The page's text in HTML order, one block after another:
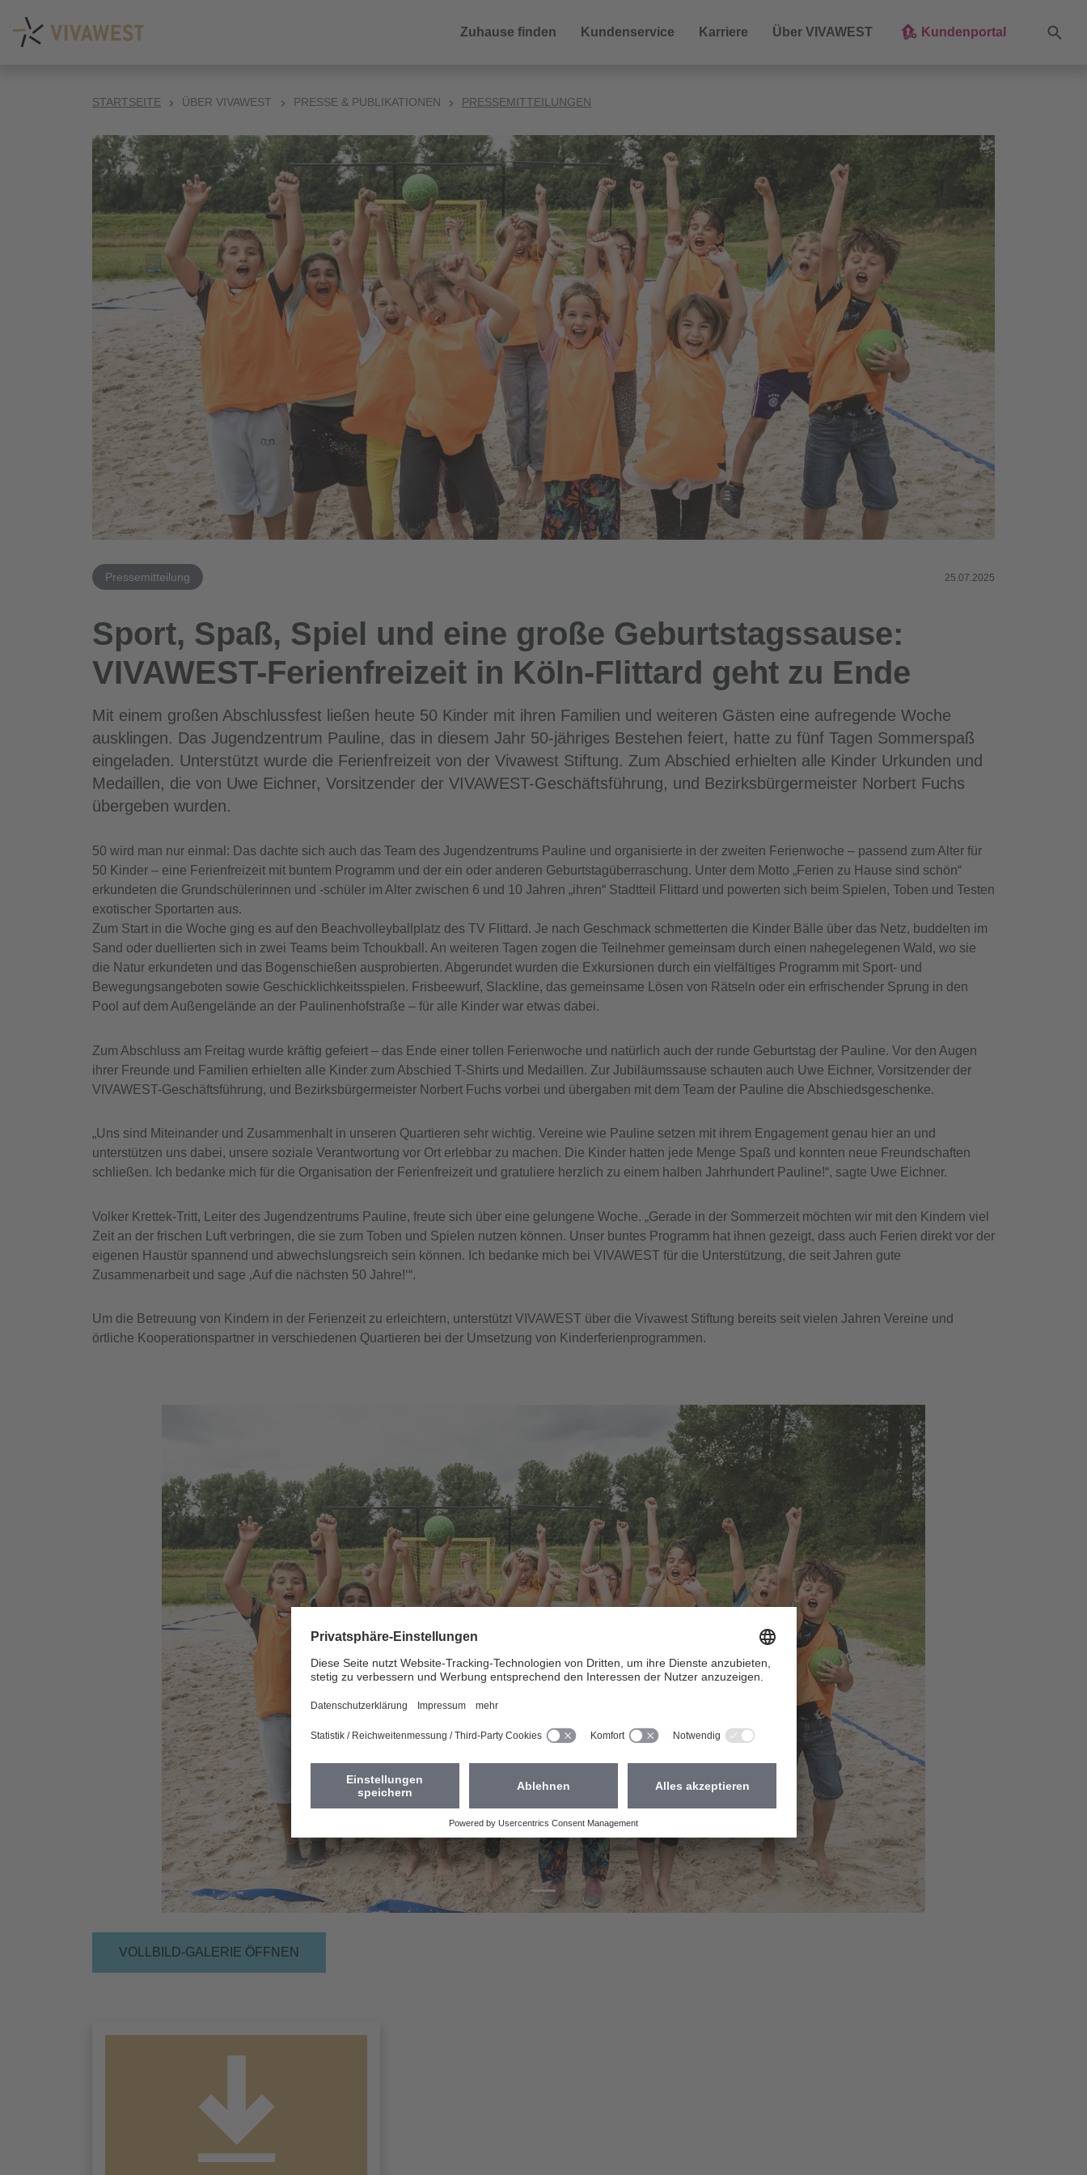
Zuhause finden Kundenservice Karriere Über VIVAWEST Kundenportal
STARTSEITE ÜBER VIVAWEST PRESSE & PUBLIKATIONEN PRESSEMITTEILUNGEN
Pressemitteilung 25.07.2025
Sport, Spaß, Spiel und eine große Geburtstagssause:
VIVAWEST-Ferienfreizeit in Köln-Flittard geht zu Ende
Mit einem großen Abschlussfest ließen heute 50 Kinder mit ihren Familien und weiteren Gästen eine aufregende Woche
ausklingen. Das Jugendzentrum Pauline, das in diesem Jahr 50-jähriges Bestehen feiert, hatte zu fünf Tagen Sommerspaß
eingeladen. Unterstützt wurde die Ferienfreizeit von der Vivawest Stiftung. Zum Abschied erhielten alle Kinder Urkunden und
Medaillen, die von Uwe Eichner, Vorsitzender der VIVAWEST-Geschäftsführung, und Bezirksbürgermeister Norbert Fuchs
übergeben wurden.
50 wird man nur einmal: Das dachte sich auch das Team des Jugendzentrums Pauline und organisierte in der zweiten Ferienwoche – passend zum Alter für
50 Kinder – eine Ferienfreizeit mit buntem Programm und der ein oder anderen Geburtstagüberraschung. Unter dem Motto „Ferien zu Hause sind schön“
erkundeten die Grundschülerinnen und -schüler im Alter zwischen 6 und 10 Jahren „ihren“ Stadtteil Flittard und powerten sich beim Spielen, Toben und Testen
exotischer Sportarten aus.
Zum Start in die Woche ging es auf den Beachvolleyballplatz des TV Flittard. Je nach Geschmack schmetterten die Kinder Bälle über das Netz, buddelten im
Sand oder duellierten sich in zwei Teams beim Tchoukball. An weiteren Tagen zogen die Teilnehmer gemeinsam durch einen nahegelegenen Wald, wo sie
die Natur erkundeten und das Bogenschießen ausprobierten. Abgerundet wurden die Exkursionen durch ein vielfältiges Programm mit Sport- und
Bewegungsangeboten sowie Geschicklichkeitsspielen. Frisbeewurf, Slackline, das gemeinsame Lösen von Rätseln oder ein erfrischender Sprung in den
Pool auf dem Außengelände an der Paulinenhofstraße – für alle Kinder war etwas dabei.
Zum Abschluss am Freitag wurde kräftig gefeiert – das Ende einer tollen Ferienwoche und natürlich auch der runde Geburtstag der Pauline. Vor den Augen
ihrer Freunde und Familien erhielten alle Kinder zum Abschied T-Shirts und Medaillen. Zur Jubiläumssause schauten auch Uwe Eichner, Vorsitzender der
VIVAWEST-Geschäftsführung, und Bezirksbürgermeister Norbert Fuchs vorbei und übergaben mit dem Team der Pauline die Abschiedsgeschenke.
„Uns sind Miteinander und Zusammenhalt in unseren Quartieren sehr wichtig. Vereine wie Pauline setzen mit ihrem Engagement genau hier an und
unterstützen uns dabei, unsere soziale Verantwortung vor Ort erlebbar zu machen. Die Kinder hatten jede Menge Spaß und konnten neue Freundschaften
schließen. Ich bedanke mich für die Organisation der Ferienfreizeit und gratuliere herzlich zu einem halben Jahrhundert Pauline!“, sagte Uwe Eichner.
Volker Krettek-Tritt, Leiter des Jugendzentrums Pauline, freute sich über eine gelungene Woche. „Gerade in der Sommerzeit möchten wir mit den Kindern viel
Zeit an der frischen Luft verbringen, die sie zum Toben und Spielen nutzen können. Unser buntes Programm hat ihnen gezeigt, dass auch Ferien direkt vor der
eigenen Haustür spannend und abwechslungsreich sein können. Ich bedanke mich bei VIVAWEST für die Unterstützung, die seit Jahren gute
Zusammenarbeit und sage ‚Auf die nächsten 50 Jahre!‘“.
Um die Betreuung von Kindern in der Ferienzeit zu erleichtern, unterstützt VIVAWEST über die Vivawest Stiftung bereits seit vielen Jahren Vereine und
örtliche Kooperationspartner in verschiedenen Quartieren bei der Umsetzung von Kinderferienprogrammen.
Vorherige
VOLLBILD-GALERIE ÖFFNEN